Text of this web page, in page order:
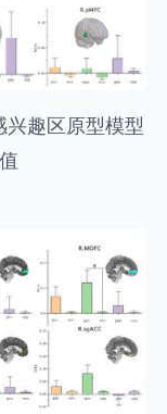
趣区原型模型